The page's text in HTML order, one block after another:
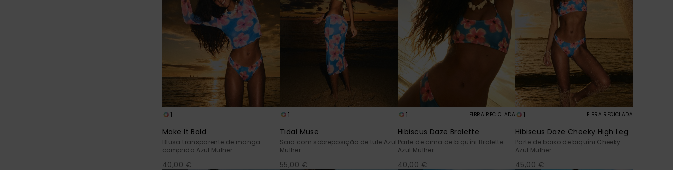
1
Make It Bold
Blusa transparente de manga
comprida Azul Mulher
40,00 €
1
Tidal Muse
Saia com sobreposição de tule Azul
Mulher
55,00 €
1 FIBRA RECICLADA
Hibiscus Daze Bralette
Parte de cima de biquíni Bralette
Azul Mulher
40,00 €
1 FIBRA RECICLADA
Hibiscus Daze Cheeky High Leg
Parte de baixo de biquíni Cheeky
Azul Mulher
45,00 €